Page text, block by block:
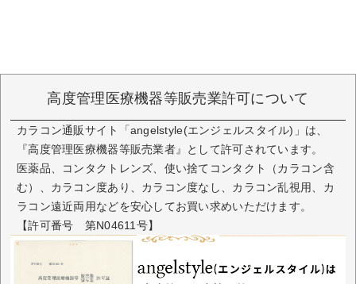
高度管理医療機器等販売業許可について
カラコン通販サイト「angelstyle(エンジェルスタイル)」は、
『高度管理医療機器等販売業者』として許可されています。
医薬品、コンタクトレンズ、使い捨てコンタクト（カラコン含
む）、カラコン度あり、カラコン度なし、カラコン乱視用、カ
ラコン遠近両用などを安心してお買い求めいただけます。
【許可番号 第N04611号】